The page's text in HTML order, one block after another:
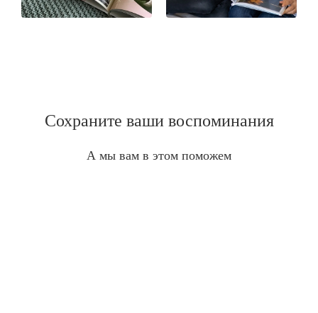
Сохраните ваши воспоминания
А мы вам в этом поможем